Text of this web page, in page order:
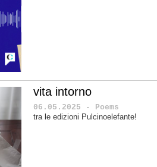
vita intorno
06.05.2025 - Poems
tra le edizioni Pulcinoelefante!